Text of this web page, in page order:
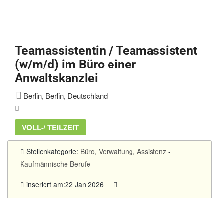
Teamassistentin / Teamassistent
(w/m/d) im Büro einer
Anwaltskanzlei
Berlin, Berlin, Deutschland
VOLL-/ TEILZEIT
Stellenkategorie: Büro, Verwaltung, Assistenz -
Kaufmännische Berufe
inseriert am:22 Jan 2026